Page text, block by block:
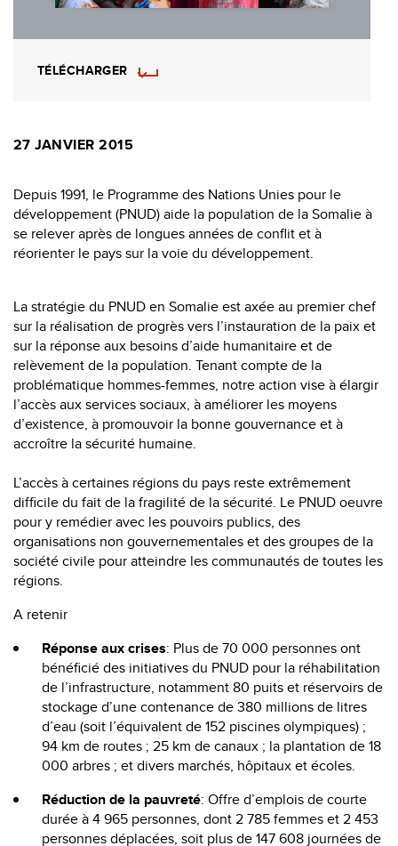
TÉLÉCHARGER
27 JANVIER 2015
Depuis 1991, le Programme des Nations Unies pour le
développement (PNUD) aide la population de la Somalie à
se relever après de longues années de conflit et à
réorienter le pays sur la voie du développement.
La stratégie du PNUD en Somalie est axée au premier chef
sur la réalisation de progrès vers l’instauration de la paix et
sur la réponse aux besoins d’aide humanitaire et de
relèvement de la population. Tenant compte de la
problématique hommes-femmes, notre action vise à élargir
l’accès aux services sociaux, à améliorer les moyens
d’existence, à promouvoir la bonne gouvernance et à
accroître la sécurité humaine.
L’accès à certaines régions du pays reste extrêmement
difficile du fait de la fragilité de la sécurité. Le PNUD oeuvre
pour y remédier avec les pouvoirs publics, des
organisations non gouvernementales et des groupes de la
société civile pour atteindre les communautés de toutes les
régions.
A retenir
Réponse aux crises: Plus de 70 000 personnes ont
bénéficié des initiatives du PNUD pour la réhabilitation
de l’infrastructure, notamment 80 puits et réservoirs de
stockage d’une contenance de 380 millions de litres
d’eau (soit l’équivalent de 152 piscines olympiques) ;
94 km de routes ; 25 km de canaux ; la plantation de 18
000 arbres ; et divers marchés, hôpitaux et écoles.
Réduction de la pauvreté: Offre d’emplois de courte
durée à 4 965 personnes, dont 2 785 femmes et 2 453
personnes déplacées, soit plus de 147 608 journées de